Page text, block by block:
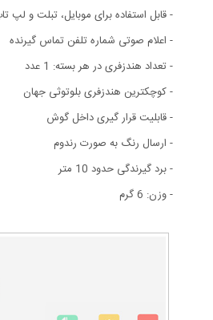
- قابل استفاده برای موبایل، تبلت و لپ
- اعلام صوتی شماره تلفن تماس گیرنده
- تعداد هندزفری در هر بسته: 1 عدد
- کوچکترین هندزفری بلوتوثی جهان
- قابلیت قرار گیری داخل گوش
- ارسال رنگ به صورت رندوم
- برد گیرندگی حدود 10 متر
- وزن: 6 گرم